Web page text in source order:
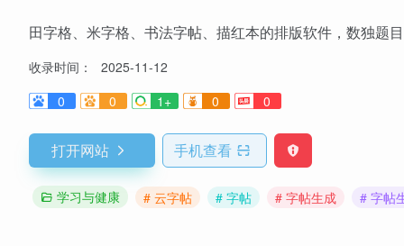
田字格、米字格、书法字帖、描红本的排版软件，数独题
收录时间：
2025-11-12
0
0 1+ 0 0
打开网站 手机查看
学习与健康 # 云字帖 # 字帖 # 字帖生成 # 字帖